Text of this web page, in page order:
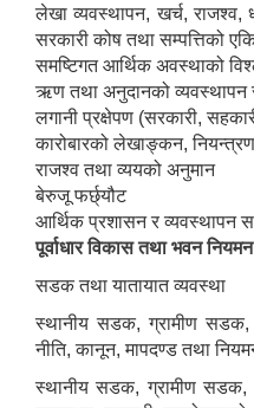
लेखा व्यवस्थापन, खर्च, राजश्व,
सरकारी कोष तथा सम्पत्तिको
समष्टिगत आर्थिक अवस्थाको
ऋण तथा अनुदानको व्यवस्थापन
लगानी प्रक्षेपण (सरकारी,
कारोबारको लेखाङ्कन,
राजश्व तथा व्ययको अनुमान
बेरुजू फर्छ्यौट
आर्थिक प्रशासन र व्यवस्थापन
पूर्वाधार विकास तथा भवन
सडक तथा यातायात व्यवस्था
स्थानीय सडक, ग्रामीण सडक,
नीति, कानून, मापदण्ड तथा
स्थानीय सडक, ग्रामीण